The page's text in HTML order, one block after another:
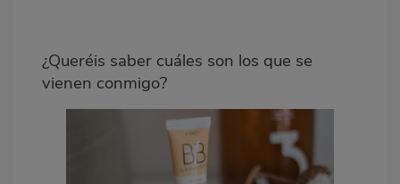
¿Queréis saber cuáles son los que se
vienen conmigo?